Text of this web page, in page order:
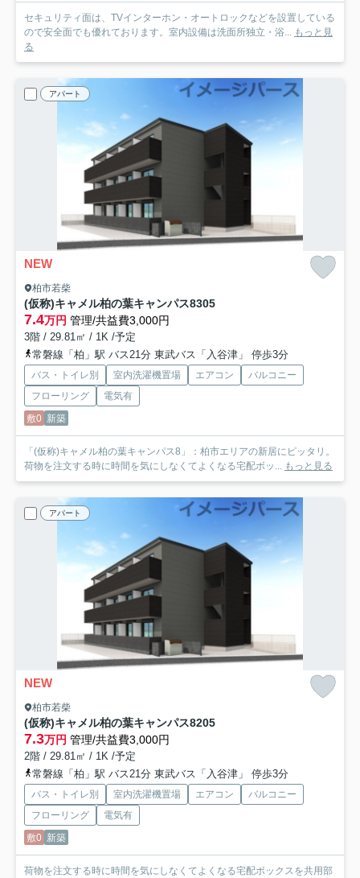
セキュリティ面は、TVインターホン・オートロックなどを設置している
ので安全面でも優れております。室内設備は洗面所独立・浴... もっと見
る
アパート
NEW
柏市若柴
(仮称)キャメル柏の葉キャンパス8305
7.4万円 管理/共益費3,000円
3階 / 29.81㎡ / 1K /予定
常磐線「柏」駅 バス21分 東武バス「入谷津」 停歩3分
バス・トイレ別 室内洗濯機置場 エアコン
バルコニー
フローリング
電気有
敷0 新築
「(仮称)キャメル柏の葉キャンパス8」：柏市エリアの新居にピッタリ。
荷物を注文する時に時間を気にしなくてよくなる宅配ボッ... もっと見る
アパート
NEW
柏市若柴
(仮称)キャメル柏の葉キャンパス8205
7.3万円 管理/共益費3,000円
2階 / 29.81㎡ / 1K /予定
常磐線「柏」駅 バス21分 東武バス「入谷津」 停歩3分
バス・トイレ別 室内洗濯機置場 エアコン
バルコニー
フローリング
電気有
敷0 新築
荷物を注文する時に時間を気にしなくてよくなる宅配ボックスを共用部